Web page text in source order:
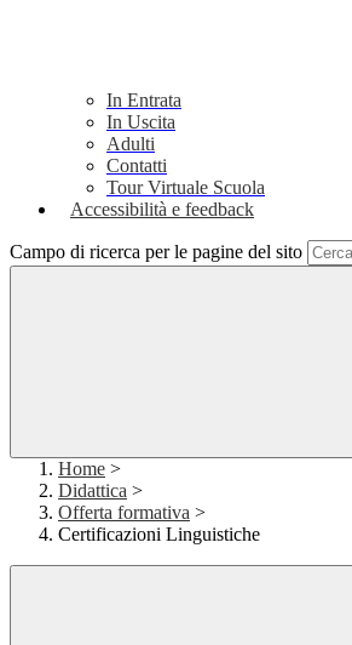
In Entrata
In Uscita
Adulti
Contatti
Tour Virtuale Scuola
Accessibilità e feedback
Campo di ricerca per le pagine del sito
Home >
Didattica >
Offerta formativa >
Certificazioni Linguistiche